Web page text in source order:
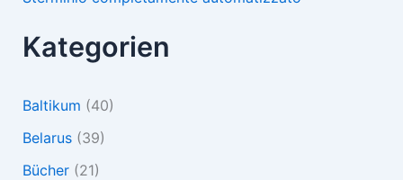
Kategorien
Baltikum (40)
Belarus(39)
Bücher(21)